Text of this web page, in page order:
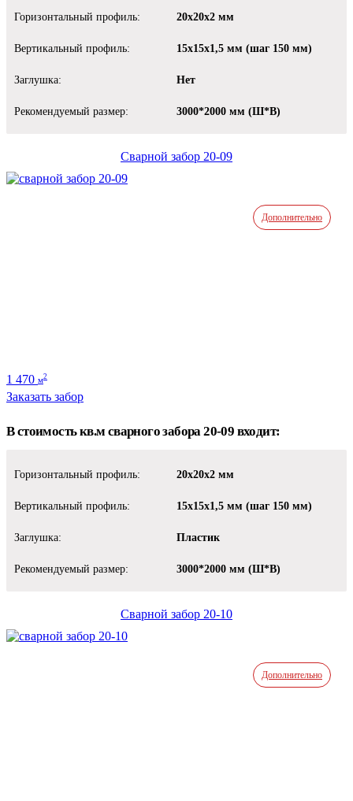
Горизонтальный профиль: 20х20х2 мм
Вертикальный профиль: 15х15х1,5 мм (шаг 150 мм)
Заглушка: Нет
Рекомендуемый размер: 3000*2000 мм (Ш*В)
Сварной забор 20-09
1 470 м2
Заказать забор
В стоимость кв.м сварного забора 20-09 входит:
Горизонтальный профиль: 20х20х2 мм
Вертикальный профиль: 15х15х1,5 мм (шаг 150 мм)
Заглушка: Пластик
Рекомендуемый размер: 3000*2000 мм (Ш*В)
Дополнительно
Сварной забор 20-10
Дополнительно